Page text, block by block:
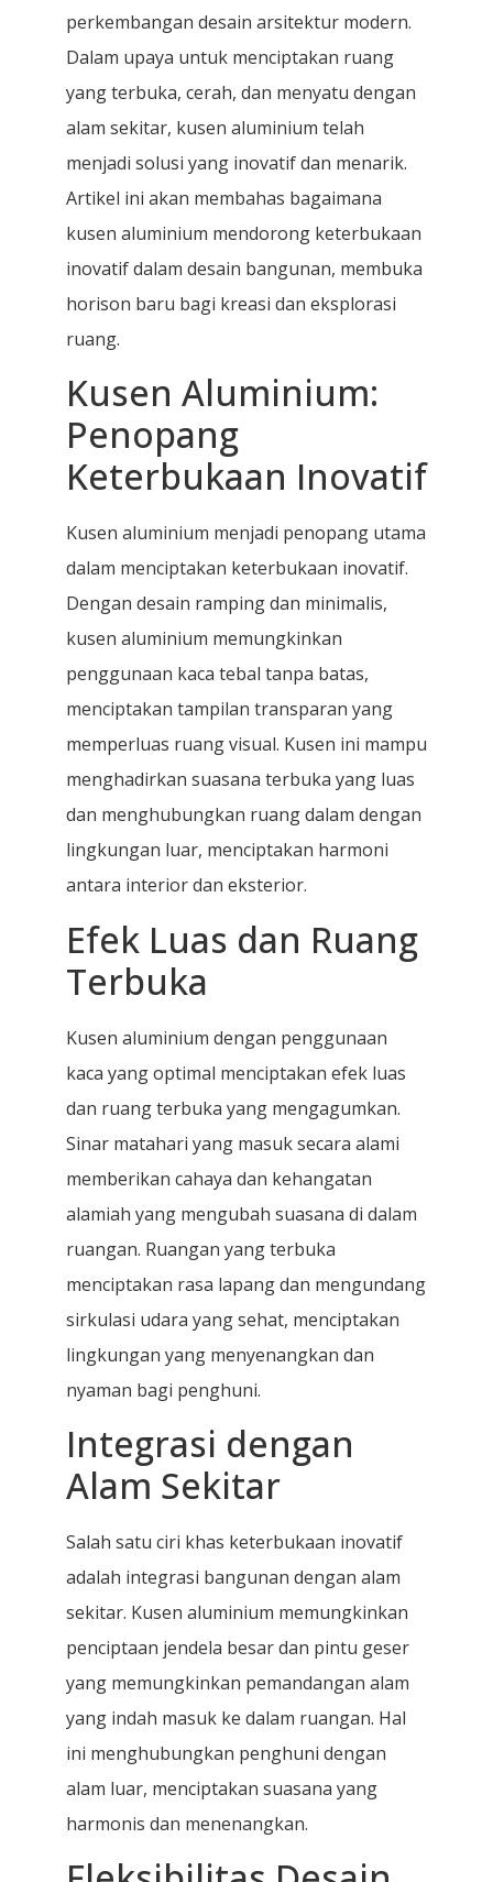
perkembangan desain arsitektur modern.
Dalam upaya untuk menciptakan ruang
yang terbuka, cerah, dan menyatu dengan
alam sekitar, kusen aluminium telah
menjadi solusi yang inovatif dan menarik.
Artikel ini akan membahas bagaimana
kusen aluminium mendorong keterbukaan
inovatif dalam desain bangunan, membuka
horison baru bagi kreasi dan eksplorasi
ruang.
Kusen Aluminium:
Penopang
Keterbukaan Inovatif
Kusen aluminium menjadi penopang utama
dalam menciptakan keterbukaan inovatif.
Dengan desain ramping dan minimalis,
kusen aluminium memungkinkan
penggunaan kaca tebal tanpa batas,
menciptakan tampilan transparan yang
memperluas ruang visual. Kusen ini mampu
menghadirkan suasana terbuka yang luas
dan menghubungkan ruang dalam dengan
lingkungan luar, menciptakan harmoni
antara interior dan eksterior.
Efek Luas dan Ruang
Terbuka
Kusen aluminium dengan penggunaan
kaca yang optimal menciptakan efek luas
dan ruang terbuka yang mengagumkan.
Sinar matahari yang masuk secara alami
memberikan cahaya dan kehangatan
alamiah yang mengubah suasana di dalam
ruangan. Ruangan yang terbuka
menciptakan rasa lapang dan mengundang
sirkulasi udara yang sehat, menciptakan
lingkungan yang menyenangkan dan
nyaman bagi penghuni.
Integrasi dengan
Alam Sekitar
Salah satu ciri khas keterbukaan inovatif
adalah integrasi bangunan dengan alam
sekitar. Kusen aluminium memungkinkan
penciptaan jendela besar dan pintu geser
yang memungkinkan pemandangan alam
yang indah masuk ke dalam ruangan. Hal
ini menghubungkan penghuni dengan
alam luar, menciptakan suasana yang
harmonis dan menenangkan.